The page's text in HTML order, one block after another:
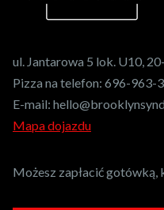
ul. Jantarowa 5 lok. U10,
Pizza na telefon: 696-963-
E-mail:
Mapa dojazdu
Możesz zapłacić gotówką,